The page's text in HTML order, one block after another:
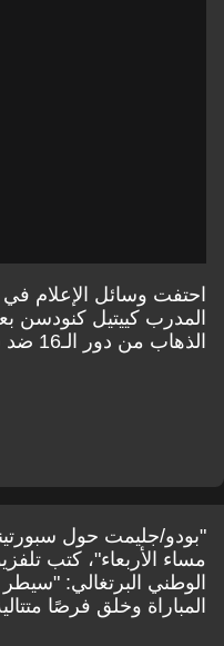
احتفت وسائل الإعلام في
الذهاب من دور الـ16 ضد سبورتنج لشبونة.
"بودو/جليمت حول
الوطني البرتغالي:
المباراة وخلق فرصًا